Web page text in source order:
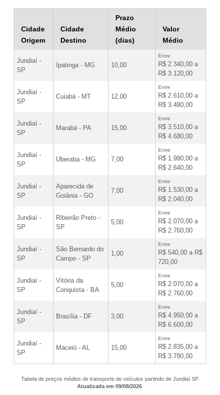
Cidade
Origem
Cidade
Destino
Prazo
Médio
(dias)
Valor
Médio
Jundiaí -
SP
Ipatinga - MG 10,00
Entre
R$ 2.340,00 a
R$ 3.120,00
Jundiaí -
SP
Cuiabá - MT 12,00
Entre
R$ 2.610,00 a
R$ 3.480,00
Jundiaí -
SP
Marabá - PA 15,00
Entre
R$ 3.510,00 a
R$ 4.680,00
Jundiaí -
SP
Uberaba - MG 7,00
Entre
R$ 1.980,00 a
R$ 2.640,00
Jundiaí -
SP
Aparecida de
Goiânia - GO
7,00
Entre
R$ 1.530,00 a
R$ 2.040,00
Jundiaí -
SP
Ribeirão Preto -
SP
5,00
Entre
R$ 2.070,00 a
R$ 2.760,00
Jundiaí -
SP
São Bernardo do
Campo - SP
1,00
Entre
R$ 540,00 a R$
720,00
Jundiaí -
SP
Vitória da
Conquista - BA
5,00
Entre
R$ 2.070,00 a
R$ 2.760,00
Jundiaí -
SP
Brasília - DF 3,00
Entre
R$ 4.950,00 a
R$ 6.600,00
Jundiaí -
SP
Maceió - AL 15,00
Entre
R$ 2.835,00 a
R$ 3.780,00
Tabela de preços médios de transporte de veículos partindo de Jundiaí SP.
Atualizada em 09/08/2026.